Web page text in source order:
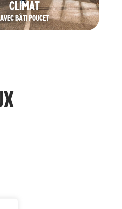
CLIMAT
AVEC BÂTI POUCET